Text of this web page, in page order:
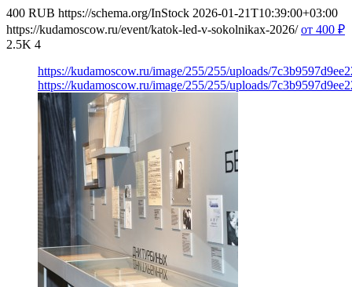
400 RUB https://schema.org/InStock 2026-01-21T10:39:00+03:00
https://kudamoscow.ru/event/katok-led-v-sokolnikax-2026/ от 400 ₽
2.5K 4
https://kudamoscow.ru/image/255/255/uploads/
https://kudamoscow.ru/image/255/255/uploads/